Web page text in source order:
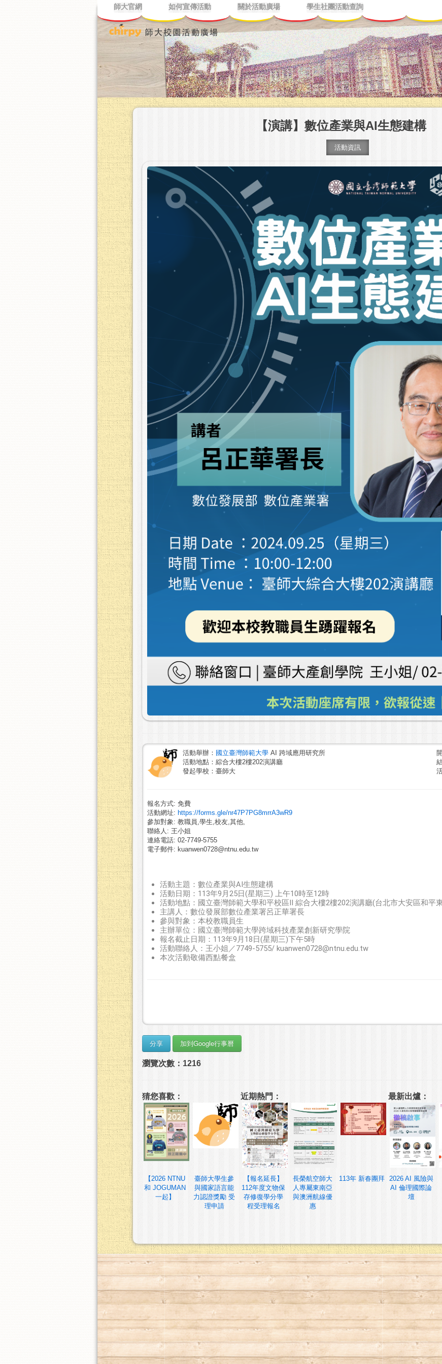
師大官網 如何宣傳活動 關於活動廣場 學生社團活動查詢
【演講】數位產業與AI生態建構
活動資訊
活動舉辦： 國立臺灣師範大學 AI 跨域應用研究所
活動地點：綜合大樓2樓202演講廳
發起學校：臺師大
報名方式: 免費
活動網址: https://forms.gle/nr47P7PG8mrrA3wR9
參加對象: 教職員,學生,校友,其他,
聯絡人: 王小姐
連絡電話: 02-7749-5755
電子郵件: kuanwen0728@ntnu.edu.tw
活動主題：數位產業與AI生態建構
活動日期：113年9月25日(星期三) 上午10時至12時
活動地點：國立臺灣師範大學和平校區II 綜合大樓2樓202演講廳(台北市大安區和平
主講人：數位發展部數位產業署呂正華署長
參與對象：本校教職員生
主辦單位：國立臺灣師範大學跨域科技產業創新研究學院
報名截止日期：113年9月18日(星期三)下午5時
活動聯絡人：王小姐／7749-5755/ kuanwen0728@ntnu.edu.tw
本次活動敬備西點餐盒
瀏覽次數：1216
猜您喜歡：
【2026 NTNU
和 JOGUMAN
一起】
臺師大學生參
與國家語言能
力認證獎勵 受
理申請
近期熱門：
【報名延長】
112年度文物保
存修復學分學
程受理報名
長榮航空師大
人專屬東南亞
與澳洲航線優
惠
113年 新春團拜
最新出爐：
2026 AI 風險與
AI 倫理國際論
壇